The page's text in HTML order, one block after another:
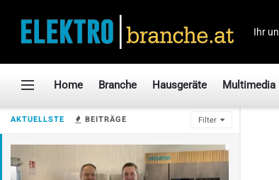
AKTUELLSTE BEITRÄGE Filter
Ihr
Home Branche Hausgeräte Multimedia